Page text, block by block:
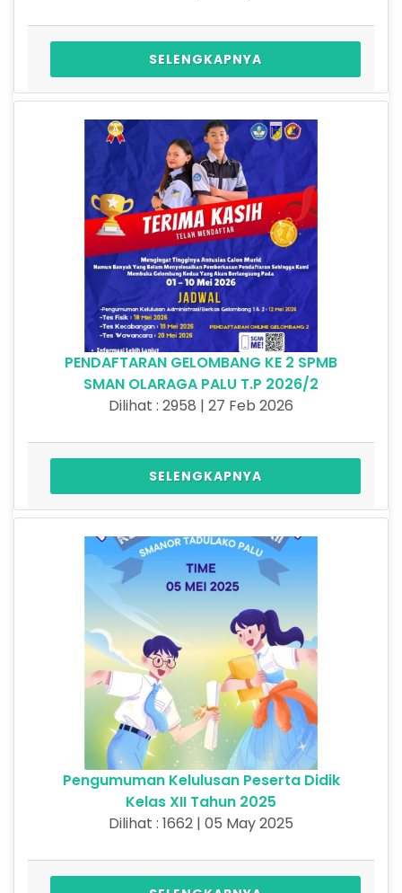
SELENGKAPNYA
PENDAFTARAN GELOMBANG KE 2 SPMB
SMAN OLARAGA PALU T.P 2026/2
Dilihat : 2958 | 27 Feb 2026
SELENGKAPNYA
Pengumuman Kelulusan Peserta Didik
Kelas XII Tahun 2025
Dilihat : 1662 | 05 May 2025